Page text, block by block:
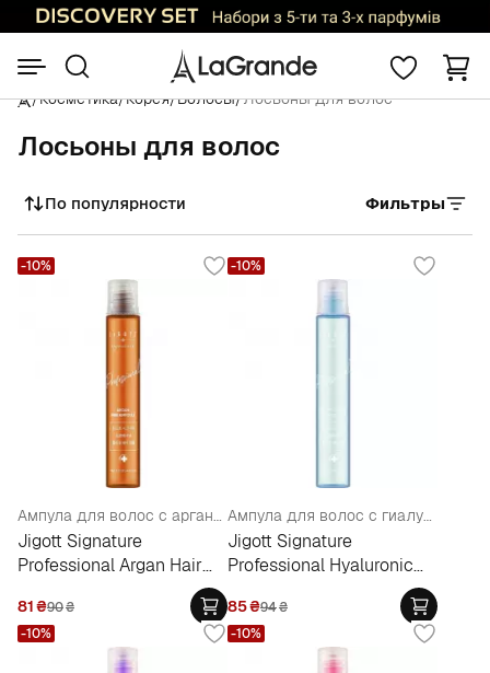
/Косметика/Корея/Волосы/Лосьоны для волос
Лосьоны для волос
Сортировать
По популярности Фильтры
Ампула для волос с аргановым маслом
Jigott Signature
Professional Argan Hair
81₴90₴
-10%
Ампула для волос с гиалуроновой кислотой
Jigott Signature
Professional Hyaluronic
85₴94₴
-10%
-10% -10%